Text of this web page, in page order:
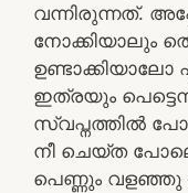
വന്നിരുന്നത്.
നോക്കിയാലും
ഉണ്ടാക്കിയാലോ
ഇത്രയും
സ്വപ്നത്തിൽ
നീ ചെയ്ത
പെണ്ണും